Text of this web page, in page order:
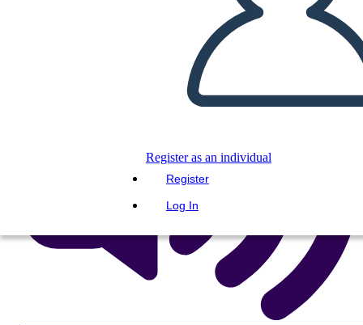
Register as an individual
Register
Log In